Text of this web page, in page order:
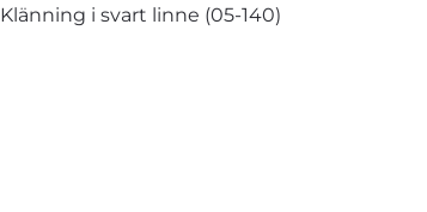
Klänning i svart linne (05-140)